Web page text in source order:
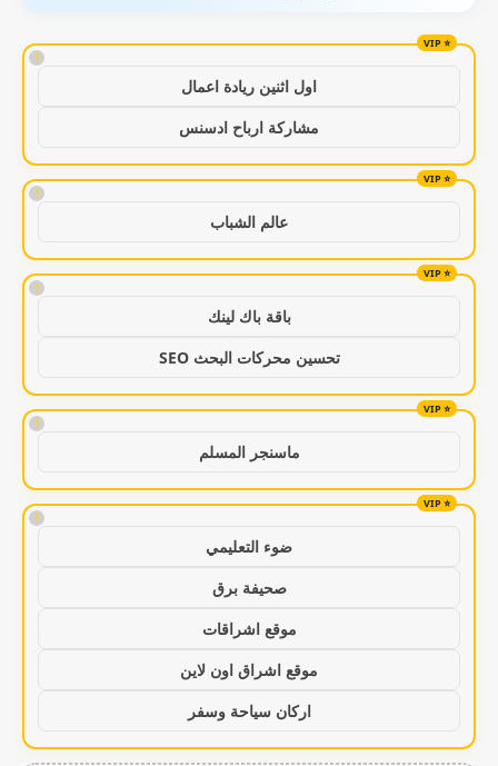
!
اول اثنين ريادة اعمال
مشاركة ارباح ادسنس
!
عالم الشباب
!
باقة باك لينك
تحسين محركات البحث SEO
!
ماسنجر المسلم
!
ضوء التعليمي
صحيفة برق
موقع اشراقات
موقع اشراق اون لاين
اركان سياحة وسفر